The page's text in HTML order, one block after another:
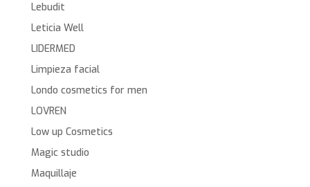
Lebudit
Leticia Well
LIDERMED
Limpieza facial
Londo cosmetics for men
LOVREN
Low up Cosmetics
Magic studio
Maquillaje